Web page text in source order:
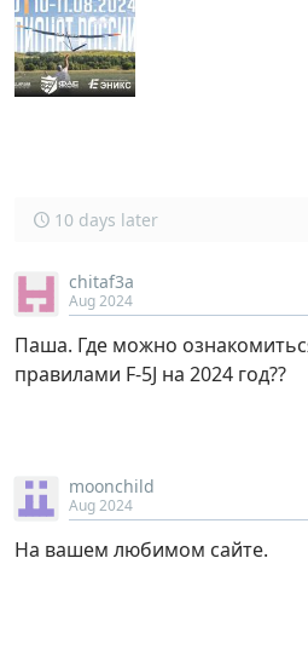
10 days later
chitaf3a
Aug 2024
Паша. Где можно
правилами F-5J на 2024 год??
moonchild
Aug 2024
На вашем любимом сайте.